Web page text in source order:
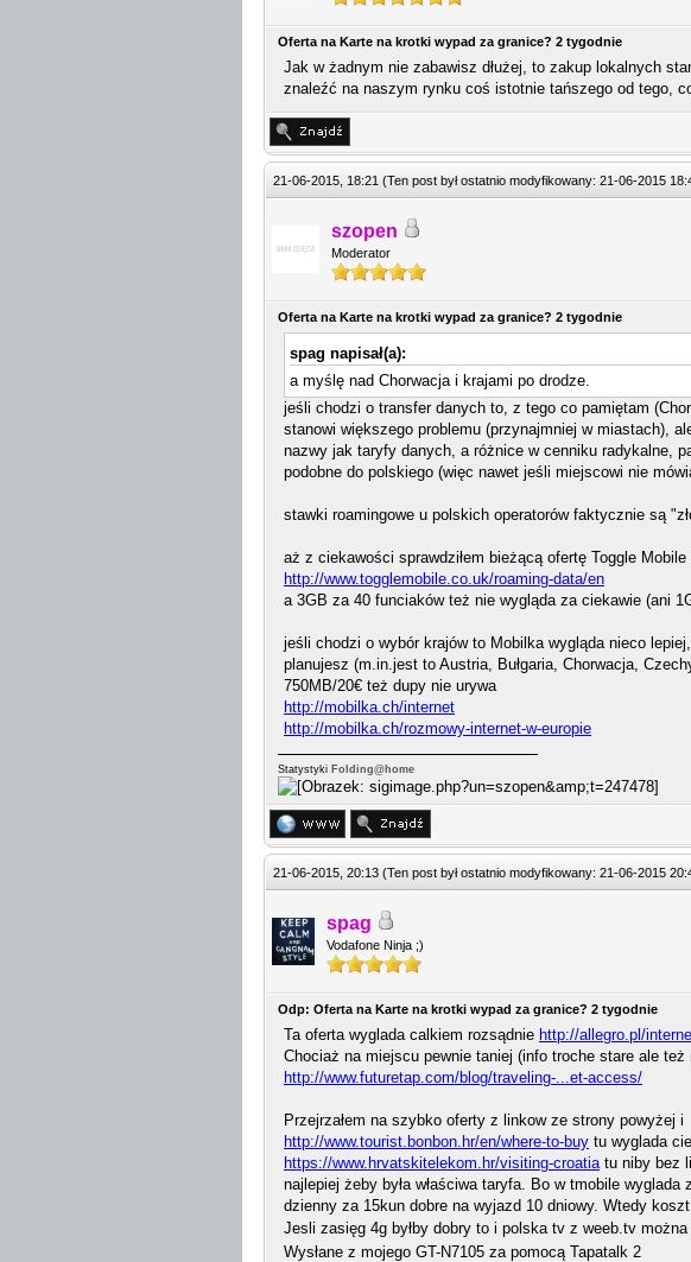
Oferta na Karte na krotki wypad za granice? 2 tygodnie
Jak w żadnym nie zabawisz dłużej, to zakup lokalnych
znaleźć na naszym rynku coś istotnie tańszego od tego,
21-06-2015, 18:21 (Ten post był ostatnio modyfikowany: 21-06-2015
szopen
Moderator
Oferta na Karte na krotki wypad za granice? 2 tygodnie
spag napisał(a):
a myślę nad Chorwacja i krajami po drodze.
jeśli chodzi o transfer danych to, z tego co pamiętam
stanowi większego problemu (przynajmniej w miastach),
nazwy jak taryfy danych, a różnice w cenniku radykalne,
podobne do polskiego (więc nawet jeśli miejscowi nie
stawki roamingowe u polskich operatorów faktycznie są
aż z ciekawości sprawdziłem bieżącą ofertę Toggle
http://www.togglemobile.co.uk/roaming-data/en
a 3GB za 40 funciaków też nie wygląda za ciekawie (ani
jeśli chodzi o wybór krajów to Mobilka wygląda nieco
planujesz (m.in.jest to Austria, Bułgaria, Chorwacja,
750MB/20€ też dupy nie urywa
http://mobilka.ch/internet
http://mobilka.ch/rozmowy-internet-w-europie
Statystyki Folding@home
21-06-2015, 20:13 (Ten post był ostatnio modyfikowany: 21-06-2015
spag
Vodafone Ninja ;)
Odp: Oferta na Karte na krotki wypad za granice? 2 tygodnie
Ta oferta wyglada calkiem rozsądnie http://allegro.pl/
Chociaż na miejscu pewnie taniej (info troche stare ale
http://www.futuretap.com/blog/traveling-...et-access/
Przejrzałem na szybko oferty z linkow ze strony powyżej i
http://www.tourist.bonbon.hr/en/where-to-buy tu wyglada
https://www.hrvatskitelekom.hr/visiting-croatiatu niby bez
najlepiej żeby była właściwa taryfa. Bo w tmobile
dzienny za 15kun dobre na wyjazd 10 dniowy. Wtedy
Jesli zasięg 4g byłby dobry to i polska tv z weeb.tv można
Wysłane z mojego GT-N7105 za pomocą Tapatalk 2